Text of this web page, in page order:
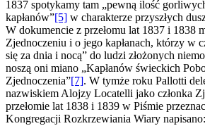
1837 spotykamy tam „pewną ilość
kapłanów”[5] w charakterze przyszłych
W dokumencie z przełomu lat 1837 i 1838
Zjednoczeniu i o jego kapłanach, którzy w
się za dnia i nocą” do ludzi złożonych
noszą oni miano „Kapłanów świeckich
Zjednoczenia”[7]. W tymże roku Pallotti
nazwiskiem Alojzy Locatelli jako członka
przełomie lat 1838 i 1839 w Piśmie
Kongregacji Rozkrzewiania Wiary